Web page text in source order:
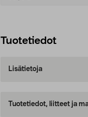
Tuotetiedot
Lisätietoja
Tuotetiedot, liitteet ja